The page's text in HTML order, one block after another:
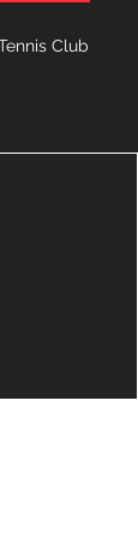
Club